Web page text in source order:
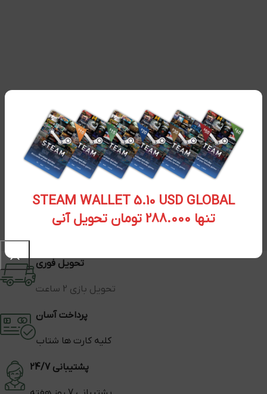
STEAM WALLET 5.10 USD GLOBAL
تنها 288.000 تومان تحویل آنی
تحویل فوری
تحویل بازی 2 ساعت
پرداخت آسان
کلیه کارت ها شتاب
پشتیبانی 24/7